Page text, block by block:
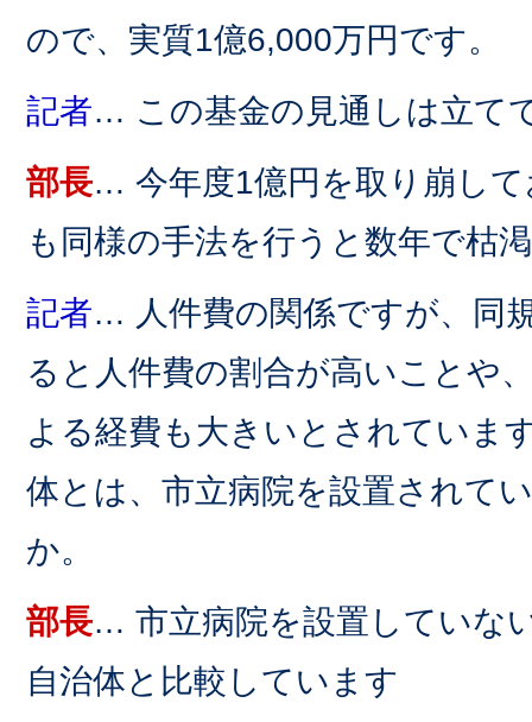
ので、実質1億6,000万円です。
記者… この基金の見通しは立て
部長… 今年度1億円を取り崩し
も同様の手法を行うと数年で枯
記者… 人件費の関係ですが、同
ると人件費の割合が高いことや
よる経費も大きいとされていま
体とは、市立病院を設置されて
か。
部長… 市立病院を設置していな
自治体と比較しています